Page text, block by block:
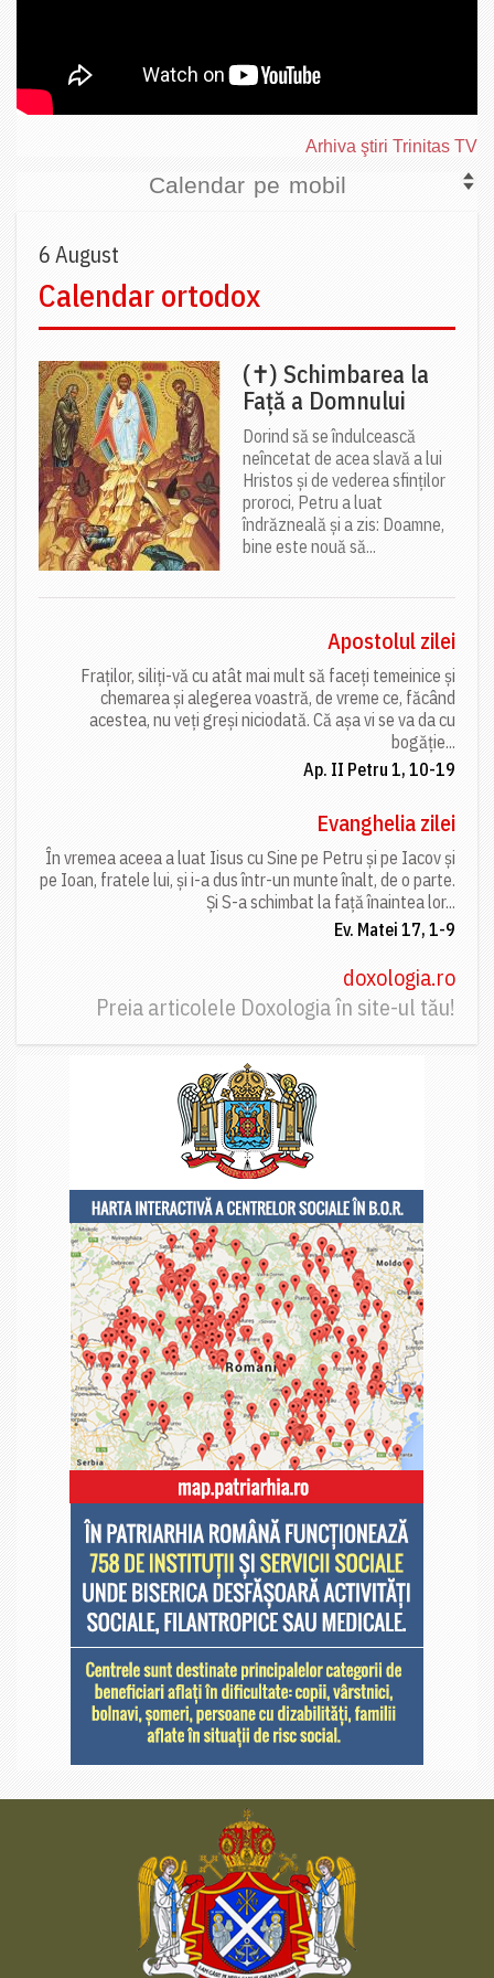
Arhiva ştiri Trinitas TV
Calendar pe mobil
6 August
Calendar ortodox
(✝) Schimbarea la
Față a Domnului
Dorind să se îndulcească
neîncetat de acea slavă a lui
Hristos și de vederea sfinților
proroci, Petru a luat
îndrăzneală și a zis: Doamne,
bine este nouă să...
Apostolul zilei
Fraților, siliți-vă cu atât mai mult să faceți temeinice și
chemarea și alegerea voastră, de vreme ce, făcând
acestea, nu veți greși niciodată. Că așa vi se va da cu
bogăție...
Ap. II Petru 1, 10-19
Evanghelia zilei
În vremea aceea a luat Iisus cu Sine pe Petru și pe Iacov și
pe Ioan, fratele lui, și i-a dus într-un munte înalt, de o parte.
Și S-a schimbat la față înaintea lor...
Ev. Matei 17, 1-9
doxologia.ro
Preia articolele Doxologia în site-ul tău!